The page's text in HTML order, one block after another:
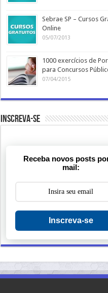
Sebrae SP – Cursos
Online
05/07/2013
1000 exercícios de
para Concursos
07/04/2015
Inscreva-se
Receba novos posts
mail:
Inscreva-se